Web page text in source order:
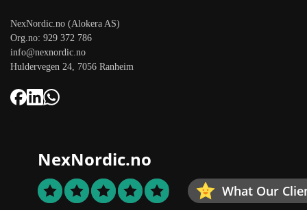
NexNordic.no (Alokera AS)
Org.no: 929 372 786
info@nexnordic.no
Huldervegen 24, 7056 Ranheim
NexNordic.no
What Our